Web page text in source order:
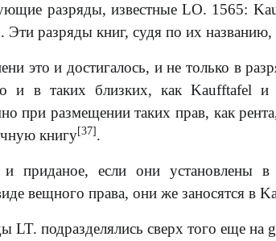
разряды, известные LO. 1565:
. Эти разряды книг, судя по их названию,
это и достигалось, и не только в
и в таких близких, как Kaufftafel и
при размещении таких прав, как
книгу[37] .
приданое, если они установлены
вещного права, они же заносятся в
LT. подразделялись сверх того еще на